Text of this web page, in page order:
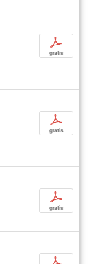
p
gratis
p
gratis
p
gratis